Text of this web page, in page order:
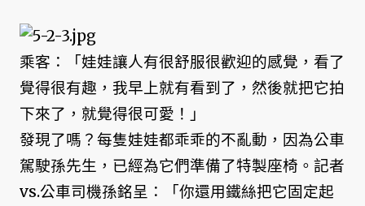
乘客：「娃娃讓人有很舒服很歡迎的感覺，看了
覺得很有趣，我早上就有看到了，然後就把它拍
下來了，就覺得很可愛！」
發現了嗎？每隻娃娃都乖乖的不亂動，因為公車
駕駛孫先生，已經為它們準備了特製座椅。記者
vs.公車司機孫銘呈：「你還用鐵絲把它固定起